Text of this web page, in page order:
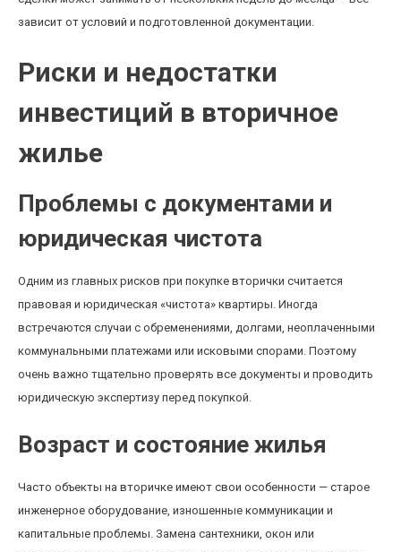
зависит от условий и подготовленной документации.
Риски и недостатки
инвестиций в вторичное
жилье
Проблемы с документами и
юридическая чистота
Одним из главных рисков при покупке вторички считается
правовая и юридическая «чистота» квартиры. Иногда
встречаются случаи с обременениями, долгами, неоплаченными
коммунальными платежами или исковыми спорами. Поэтому
очень важно тщательно проверять все документы и проводить
юридическую экспертизу перед покупкой.
Возраст и состояние жилья
Часто объекты на вторичке имеют свои особенности — старое
инженерное оборудование, изношенные коммуникации и
капитальные проблемы. Замена сантехники, окон или